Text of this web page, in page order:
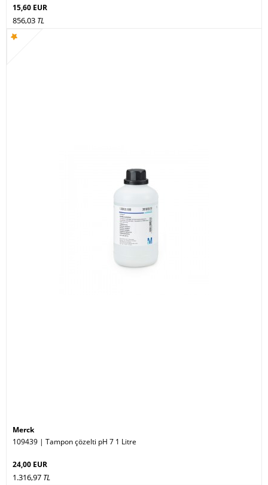
15,60 EUR
856,03 TL
Merck
109439 | Tampon çözelti pH 7 1 Litre
24,00 EUR
1.316,97 TL